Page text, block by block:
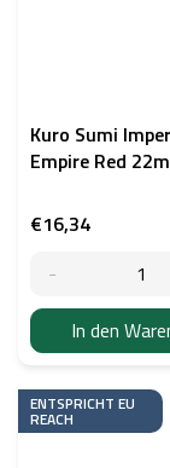
Kuro Sumi
Empire Red
€16,34
In den
ENTSPRICHT EU
REACH